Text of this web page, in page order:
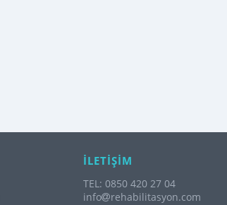
İLETİŞİM
TEL: 0850 420 27 04
info
rehabilitasyon.com